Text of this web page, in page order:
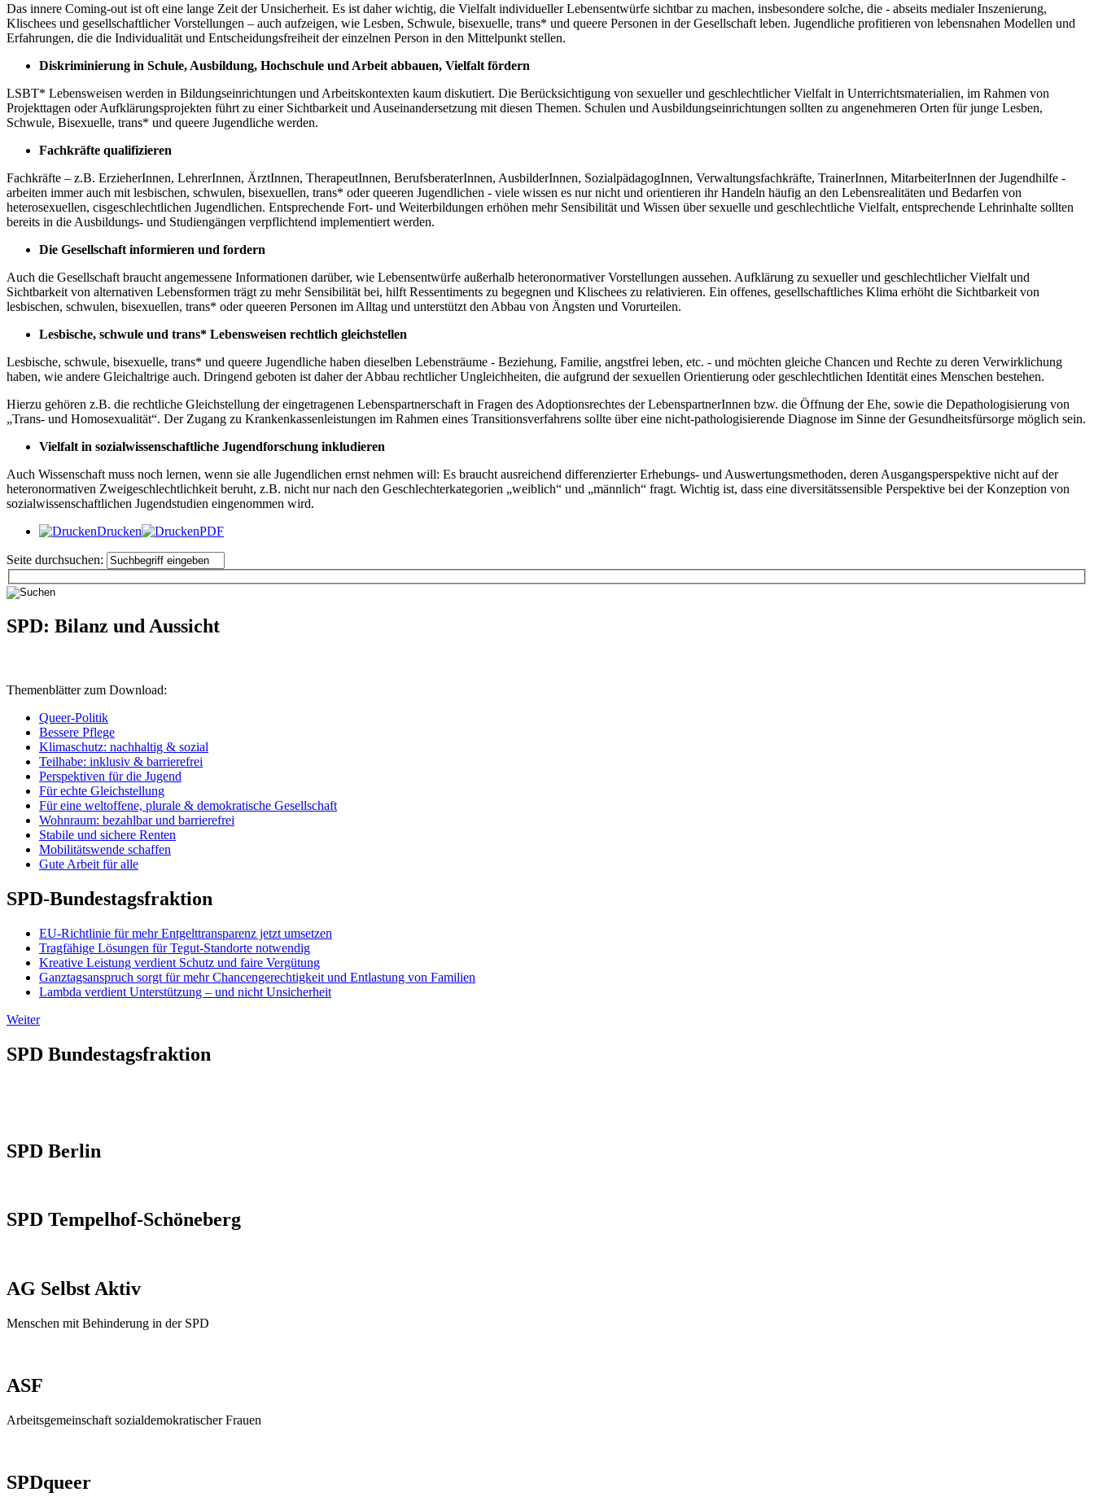
Das innere Coming-out ist oft eine lange Zeit der Unsicherheit. Es ist daher wichtig, die Vielfalt individueller Lebensentwürfe sichtbar zu machen, insbesondere solche, die - abseits medialer Inszenierung,
Klischees und gesellschaftlicher Vorstellungen – auch aufzeigen, wie Lesben, Schwule, bisexuelle, trans* und queere Personen in der Gesellschaft leben. Jugendliche profitieren von lebensnahen Modellen und
Erfahrungen, die die Individualität und Entscheidungsfreiheit der einzelnen Person in den Mittelpunkt stellen.
Diskriminierung in Schule, Ausbildung, Hochschule und Arbeit abbauen, Vielfalt fördern
LSBT* Lebensweisen werden in Bildungseinrichtungen und Arbeitskontexten kaum diskutiert. Die Berücksichtigung von sexueller und geschlechtlicher Vielfalt in Unterrichtsmaterialien, im Rahmen von
Projekttagen oder Aufklärungsprojekten führt zu einer Sichtbarkeit und Auseinandersetzung mit diesen Themen. Schulen und Ausbildungseinrichtungen sollten zu angenehmeren Orten für junge Lesben,
Schwule, Bisexuelle, trans* und queere Jugendliche werden.
Fachkräfte qualifizieren
Fachkräfte – z.B. ErzieherInnen, LehrerInnen, ÄrztInnen, TherapeutInnen, BerufsberaterInnen, AusbilderInnen, SozialpädagogInnen, Verwaltungsfachkräfte, TrainerInnen, MitarbeiterInnen der Jugendhilfe -
arbeiten immer auch mit lesbischen, schwulen, bisexuellen, trans* oder queeren Jugendlichen - viele wissen es nur nicht und orientieren ihr Handeln häufig an den Lebensrealitäten und Bedarfen von
heterosexuellen, cisgeschlechtlichen Jugendlichen. Entsprechende Fort- und Weiterbildungen erhöhen mehr Sensibilität und Wissen über sexuelle und geschlechtliche Vielfalt, entsprechende Lehrinhalte sollten
bereits in die Ausbildungs- und Studiengängen verpflichtend implementiert werden.
Die Gesellschaft informieren und fordern
Auch die Gesellschaft braucht angemessene Informationen darüber, wie Lebensentwürfe außerhalb heteronormativer Vorstellungen aussehen. Aufklärung zu sexueller und geschlechtlicher Vielfalt und
Sichtbarkeit von alternativen Lebensformen trägt zu mehr Sensibilität bei, hilft Ressentiments zu begegnen und Klischees zu relativieren. Ein offenes, gesellschaftliches Klima erhöht die Sichtbarkeit von
lesbischen, schwulen, bisexuellen, trans* oder queeren Personen im Alltag und unterstützt den Abbau von Ängsten und Vorurteilen.
Lesbische, schwule und trans* Lebensweisen rechtlich gleichstellen
Lesbische, schwule, bisexuelle, trans* und queere Jugendliche haben dieselben Lebensträume - Beziehung, Familie, angstfrei leben, etc. - und möchten gleiche Chancen und Rechte zu deren Verwirklichung
haben, wie andere Gleichaltrige auch. Dringend geboten ist daher der Abbau rechtlicher Ungleichheiten, die aufgrund der sexuellen Orientierung oder geschlechtlichen Identität eines Menschen bestehen.
Hierzu gehören z.B. die rechtliche Gleichstellung der eingetragenen Lebenspartnerschaft in Fragen des Adoptionsrechtes der LebenspartnerInnen bzw. die Öffnung der Ehe, sowie die Depathologisierung von
„Trans- und Homosexualität“. Der Zugang zu Krankenkassenleistungen im Rahmen eines Transitionsverfahrens sollte über eine nicht-pathologisierende Diagnose im Sinne der Gesundheitsfürsorge möglich sein.
Vielfalt in sozialwissenschaftliche Jugendforschung inkludieren
Auch Wissenschaft muss noch lernen, wenn sie alle Jugendlichen ernst nehmen will: Es braucht ausreichend differenzierter Erhebungs- und Auswertungsmethoden, deren Ausgangsperspektive nicht auf der
heteronormativen Zweigeschlechtlichkeit beruht, z.B. nicht nur nach den Geschlechterkategorien „weiblich“ und „männlich“ fragt. Wichtig ist, dass eine diversitätssensible Perspektive bei der Konzeption von
sozialwissenschaftlichen Jugendstudien eingenommen wird.
Drucken
PDF
Seite durchsuchen:
SPD: Bilanz und Aussicht
Themenblätter zum Download:
Queer-Politik
Bessere Pflege
Klimaschutz: nachhaltig & sozial
Teilhabe: inklusiv & barrierefrei
Perspektiven für die Jugend
Für echte Gleichstellung
Für eine weltoffene, plurale & demokratische Gesellschaft
Wohnraum: bezahlbar und barrierefrei
Stabile und sichere Renten
Mobilitätswende schaffen
Gute Arbeit für alle
SPD-Bundestagsfraktion
EU-Richtlinie für mehr Entgelttransparenz jetzt umsetzen
Tragfähige Lösungen für Tegut-Standorte notwendig
Kreative Leistung verdient Schutz und faire Vergütung
Ganztagsanspruch sorgt für mehr Chancengerechtigkeit und Entlastung von Familien
Lambda verdient Unterstützung – und nicht Unsicherheit
Weiter
SPD Bundestagsfraktion
SPD Berlin
SPD Tempelhof-Schöneberg
AG Selbst Aktiv
Menschen mit Behinderung in der SPD
ASF
Arbeitsgemeinschaft sozialdemokratischer Frauen
SPDqueer